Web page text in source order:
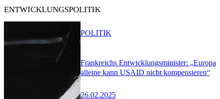
ENTWICKLUNGSPOLITIK
Frankreichs Entwicklungsminister: „Europa
alleine kann USAID nicht kompensieren“
26.02.2025
POLITIK